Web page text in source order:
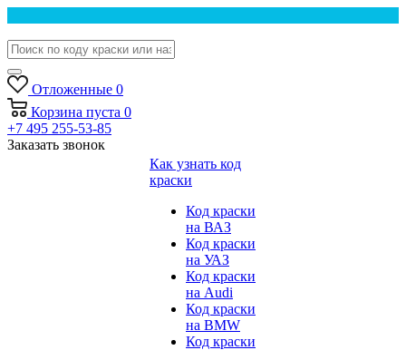
Отложенные 0
Корзина пуста 0
+7 495 255-53-85
Заказать звонок
Как узнать код
краски
Код краски
на ВАЗ
Код краски
на УАЗ
Код краски
на Audi
Код краски
на BMW
Код краски